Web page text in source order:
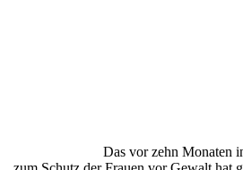
Das vor zehn Monaten